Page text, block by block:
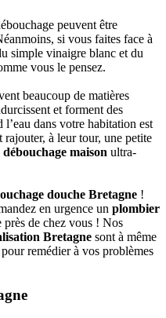
peuvent être
si vous faites face à
simple vinaigre blanc et du
vous le pensez.
beaucoup de matières
et forment des
dans votre habitation est
rajouter, à leur tour, une petite
débouchage maison ultra-
douche Bretagne !
en urgence un plombier
de chez vous ! Nos
Bretagne sont à même
remédier à vos problèmes